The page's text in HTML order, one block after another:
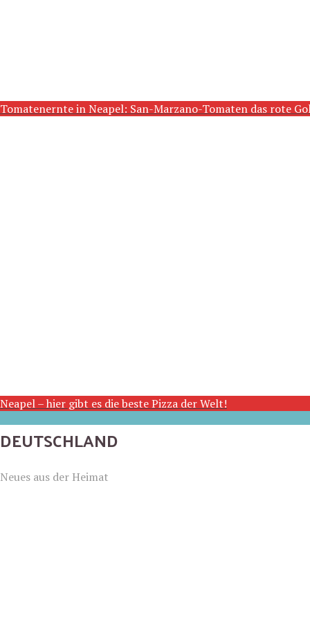
Tomatenernte in Neapel: San-Marzano-Tomaten das rote
Neapel – hier gibt es die beste Pizza der Welt!
DEUTSCHLAND
Neues aus der Heimat